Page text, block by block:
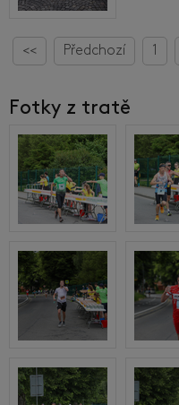
<< Předchozí 1
Fotky z tratě